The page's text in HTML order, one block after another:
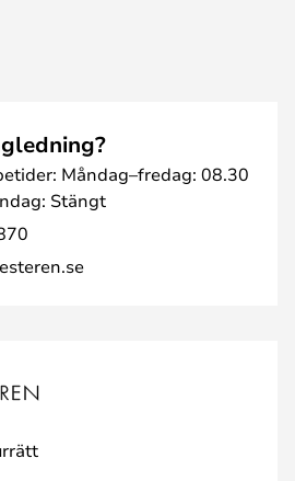
Måndag–fredag: 08.30
Stängt